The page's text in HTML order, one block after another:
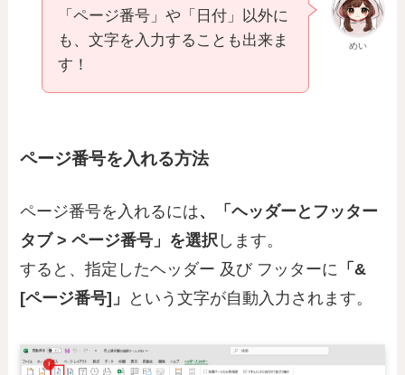
めい
「ページ番号」や「日付」以外に
も、文字を入力することも出来ま
す！
ページ番号を入れる方法
ページ番号を入れるには、「ヘッダーとフッター
タブ > ページ番号」を選択 します。
すると、指定したヘッダー 及び フッターに 「&
[ページ番号]」
という文字が自動入力されます。